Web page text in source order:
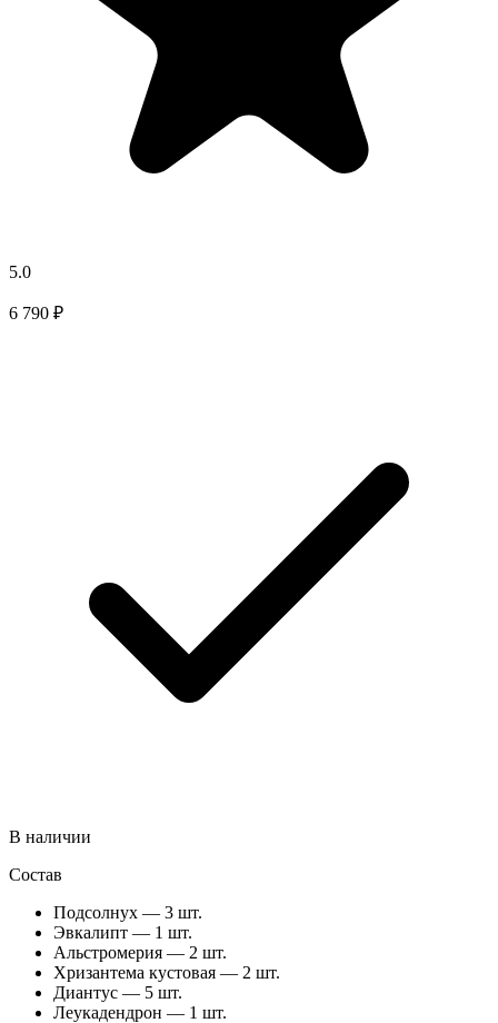
5.0
6 790 ₽
В наличии
Состав
Подсолнух — 3 шт.
Эвкалипт — 1 шт.
Альстромерия — 2 шт.
Хризантема кустовая — 2 шт.
Диантус — 5 шт.
Леукадендрон — 1 шт.